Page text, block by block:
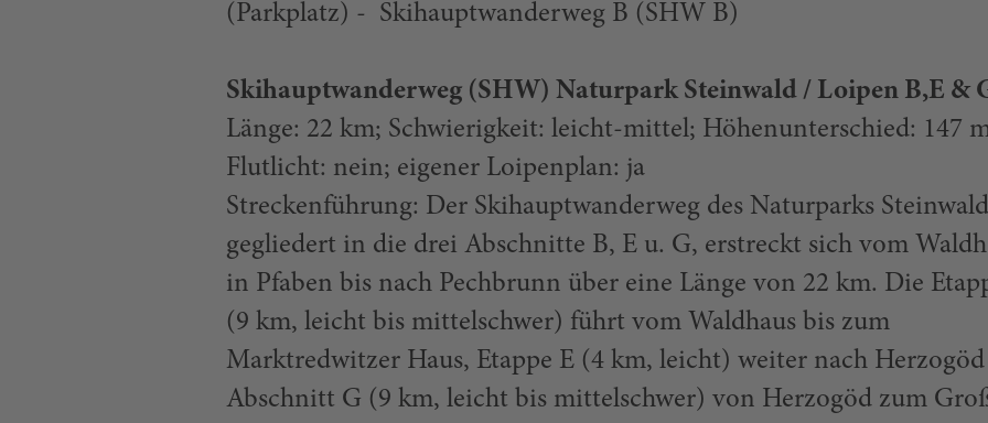
(Parkplatz) - Skihauptwanderweg B (SHW B)
Skihauptwanderweg (SHW) Naturpark Steinwald / Loipen B,E &
Länge: 22 km; Schwierigkeit: leicht-mittel; Höhenunterschied: 147
Flutlicht: nein; eigener Loipenplan: ja
Streckenführung: Der Skihauptwanderweg des Naturparks
gegliedert in die drei Abschnitte B, E u. G, erstreckt sich vom
in Pfaben bis nach Pechbrunn über eine Länge von 22 km. Die
(9 km, leicht bis mittelschwer) führt vom Waldhaus bis zum
Marktredwitzer Haus, Etappe E (4 km, leicht) weiter nach
Abschnitt G (9 km, leicht bis mittelschwer) von Herzogöd zum